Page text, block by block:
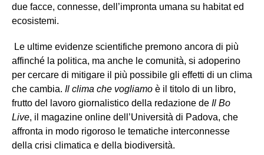
due facce, connesse, dell’impronta umana su habitat ed
ecosistemi.
Le ultime evidenze scientifiche premono ancora di più
affinché la politica, ma anche le comunità, si adoperino
per cercare di mitigare il più possibile gli effetti di un clima
che cambia. Il clima che vogliamo è il titolo di un libro,
frutto del lavoro giornalistico della redazione de Il Bo
Live, il magazine online dell’Università di Padova, che
affronta in modo rigoroso le tematiche interconnesse
della crisi climatica e della biodiversità.